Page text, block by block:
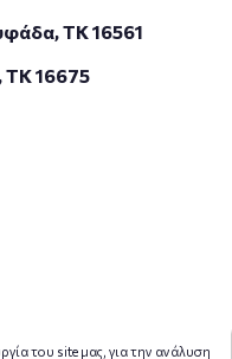
του site μας, για την ανάλυση
ΤΚ 16561
ΤΚ 16675